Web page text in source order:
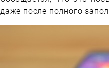
даже после полного